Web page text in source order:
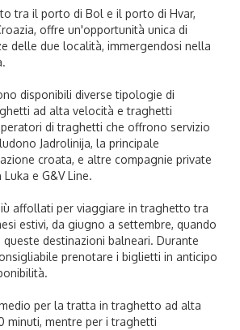
tra il porto di Bol e il porto di Hvar,
offre un'opportunità unica di
delle due località, immergendosi nella
disponibili diverse tipologie di
ad alta velocità e traghetti
di traghetti che offrono servizio
Jadrolinija, la principale
croata, e altre compagnie private
e G&V Line.
affollati per viaggiare in traghetto tra
estivi, da giugno a settembre, quando
destinazioni balneari. Durante
prenotare i biglietti in anticipo
per la tratta in traghetto ad alta
minuti, mentre per i traghetti